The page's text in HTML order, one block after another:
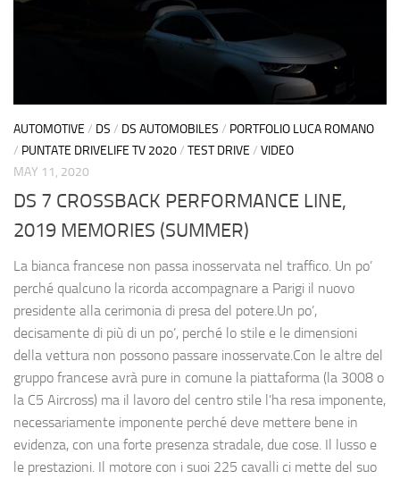
AUTOMOTIVE / DS / DS AUTOMOBILES / PORTFOLIO LUCA ROMANO
/ PUNTATE DRIVELIFE TV 2020/ TEST DRIVE / VIDEO
MAY 11, 2020
DS 7 CROSSBACK PERFORMANCE LINE,
2019 MEMORIES (SUMMER)
La bianca francese non passa inosservata nel traffico. Un po’
perché qualcuno la ricorda accompagnare a Parigi il nuovo
presidente alla cerimonia di presa del potere.Un po’,
decisamente di più di un po’, perché lo stile e le dimensioni
della vettura non possono passare inosservate.Con le altre del
gruppo francese avrà pure in comune la piattaforma (la 3008 o
la C5 Aircross) ma il lavoro del centro stile l’ha resa imponente,
necessariamente imponente perché deve mettere bene in
evidenza, con una forte presenza stradale, due cose. Il lusso e
le prestazioni. Il motore con i suoi 225 cavalli ci mette del suo